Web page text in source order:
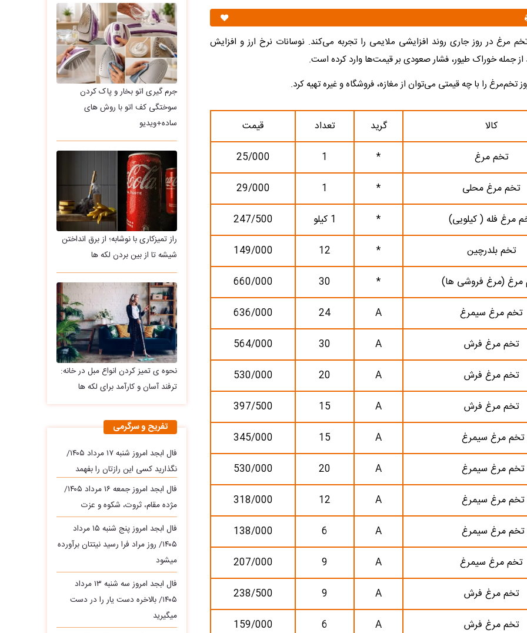
مرغ در روز جاری روند افزایشی ملایمی را تجربه می‌کند. نوسانات نرخ ارز و افزایش
از جمله خوراک طیور، فشار صعودی بر قیمت‌ها وارد کرده است.
تخم‌مرغ را با چه قیمتی می‌توان از مغازه‌، فروشگاه و غیره تهیه کرد.
کالا گرید تعداد
قیمت
تخم مرغ
*
1
25/000
تخم مرغ محلی
*
1
29/000
مرغ فله ( کیلویی)
* 1 کیلو
247/500
تخم بلدرچین
*
12
149/000
مرغ (مرغ فروشی ها)
*
30
660/000
تخم مرغ سیمرغ
A
24
636/000
تخم مرغ فرش
A
30
564/000
تخم مرغ فرش
A
20
530/000
تخم مرغ فرش
A
15
397/500
تخم مرغ سیمرغ
A
15
345/000
تخم مرغ سیمرغ
A
20
530/000
تخم مرغ سیمرغ
A
12
318/000
تخم مرغ سیمرغ
A
6
138/000
تخم مرغ سیمرغ
A
9
207/000
تخم مرغ فرش
A
9
238/500
تخم مرغ فرش
A
6
159/000
جرم گیری اتو بخار و پاک کردن
سوختگی کف اتو با روش های
ساده+ویدیو
راز تمیزکاری با نوشابه؛ از برق انداختن
شیشه تا از بین بردن لکه ها
نحوه ی تمیز کردن انواع مبل در خانه:
ترفند آسان و کارآمد برای لکه ها
تفریح و سرگرمی
فال ابجد امروز شنبه ۱۷ مرداد ۱۴۰۵/
نگذارید کسی این رازتان را بفهمد
فال ابجد امروز جمعه ۱۶ مرداد ۱۴۰۵/
مژده مقام، ثروت، شکوه و عزت
فال ابجد امروز پنج شنبه ۱۵ مرداد
۱۴۰۵/ روز مراد فرا رسید نیتتان برآورده
میشود
فال ابجد امروز سه‌ شنبه ۱۳ مرداد
۱۴۰۵/ بالاخره دست یار را در دست
میگیرید